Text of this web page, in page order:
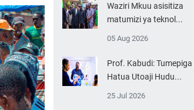
Waziri Mkuu asisitiza
matumizi ya teknol...
05 Aug 2026
Prof. Kabudi: Tumepiga
Hatua Utoaji Hudu...
25 Jul 2026